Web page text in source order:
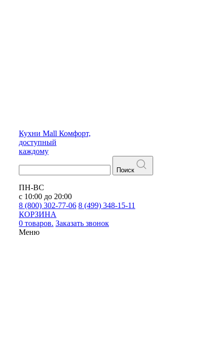
Кухни Mall Комфорт,
доступный
каждому
Поиск
ПН-ВС
с 10:00 до 20:00
8 (800) 302-77-06 8 (499) 348-15-11
КОРЗИНА
0 товаров. Заказать звонок
Меню